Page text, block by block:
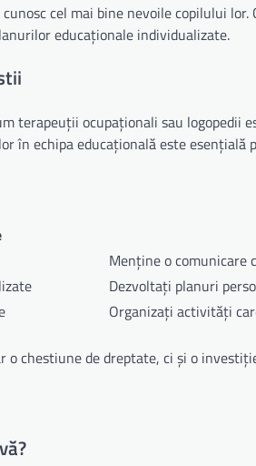
cel mai bine nevoile copilului
educaționale individualizate.
terapeuții ocupaționali sau logopedii
în echipa educațională este esențială
Menține o comunicare
Dezvoltați planuri
Organizați activități
o chestiune de dreptate, ci și o